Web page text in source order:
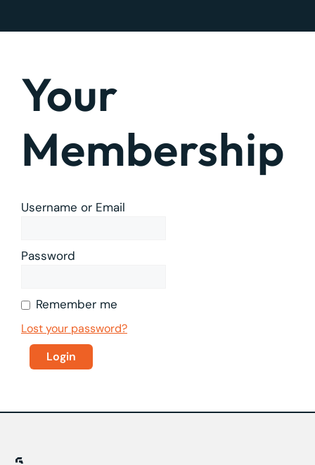
Your
Membership
Username or Email
Password
Remember me
Lost your password?